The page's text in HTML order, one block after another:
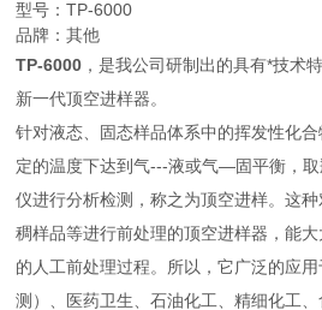
型号：TP-6000
品牌：其他
TP-6000 ，是我公司研制出的具有*技术
新一代顶空进样器。
针对液态、固态样品体系中的挥发性化
定的温度下达到气---液或气—固平衡，
仪进行分析检测，称之为顶空进样。这
稠样品等进行前处理的顶空进样器，能
的人工前处理过程。所以，它广泛的应
测）、医药卫生、石油化工、精细化工、